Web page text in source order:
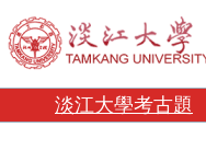
89個體經濟
淡江大學考古題